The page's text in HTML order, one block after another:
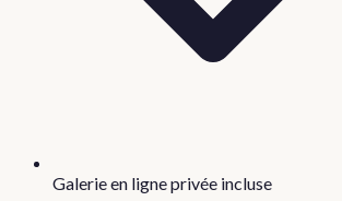
Galerie en ligne privée incluse